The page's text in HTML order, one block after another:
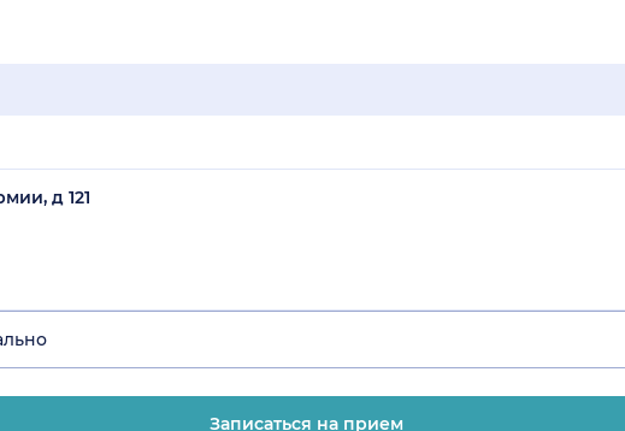
д 121
Записаться на прием